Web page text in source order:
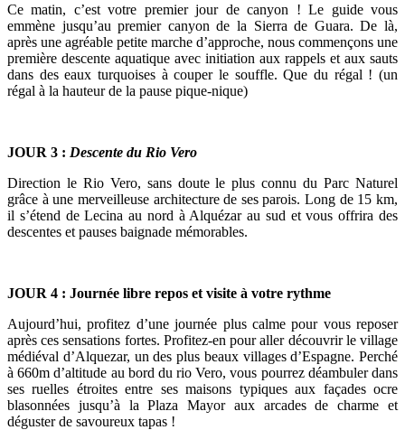
Ce matin, c’est votre premier jour de canyon ! Le guide vous
emmène jusqu’au premier canyon de la Sierra de Guara. De là,
après une agréable petite marche d’approche, nous commençons une
première descente aquatique avec initiation aux rappels et aux sauts
dans des eaux turquoises à couper le souffle. Que du régal ! (un
régal à la hauteur de la pause pique-nique)
JOUR 3 : Descente du Rio Vero
Direction le Rio Vero, sans doute le plus connu du Parc Naturel
grâce à une merveilleuse architecture de ses parois. Long de 15 km,
il s’étend de Lecina au nord à Alquézar au sud et vous offrira des
descentes et pauses baignade mémorables.
JOUR 4 : Journée libre repos et visite à votre rythme
Aujourd’hui, profitez d’une journée plus calme pour vous reposer
après ces sensations fortes. Profitez-en pour aller découvrir le village
médiéval d’Alquezar, un des plus beaux villages d’Espagne. Perché
à 660m d’altitude au bord du rio Vero, vous pourrez déambuler dans
ses ruelles étroites entre ses maisons typiques aux façades ocre
blasonnées jusqu’à la Plaza Mayor aux arcades de charme et
déguster de savoureux tapas !